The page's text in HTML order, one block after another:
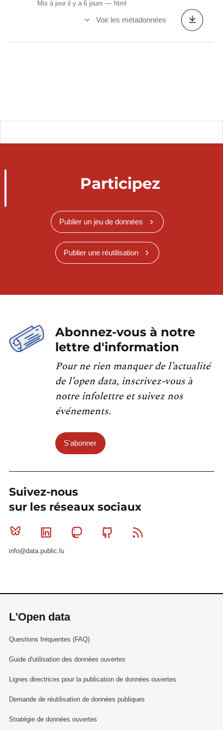
Mis à jour il y a 6 jours html
Voir les métadonnées
Participez
Publier un jeu de données
Publier une réutilisation
Abonnez-vous à notre
lettre d'information
Pour ne rien manquer de l’actualité
de l’open data, inscrivez-vous à
notre infolettre et suivez nos
événements.
S'abonner
Suivez-nous
sur les réseaux sociaux
Bluesky Linkedin MastodonGithub
info@data.public.lu
L'Open data
Questions fréquentes (FAQ)
Guide d'utilisation des données ouvertes
Lignes directrices pour la publication de données ouvertes
Demande de réutilisation de données publiques
Stratégie de données ouvertes